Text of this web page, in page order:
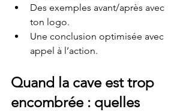
Des exemples avant/après avec
ton logo.
Une conclusion optimisée avec
appel à l’action.
Quand la cave est trop
encombrée : quelles